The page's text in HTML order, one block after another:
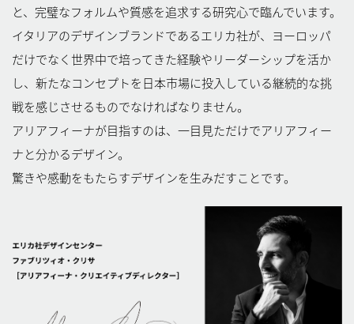
と、完璧なフォルムや質感を追求する研究心で臨んでいます。
イタリアのデザインブランドであるエリカ社が、ヨーロッパ
だけでなく世界中で培ってきた経験やリーダーシップを活か
し、新たなコンセプトを日本市場に投入している継続的な挑
戦を感じさせるものでなければなりません。
アリアフィーナが目指すのは、一目見ただけでアリアフィー
ナと分かるデザイン。
驚きや感動をもたらすデザインを生みだすことです。